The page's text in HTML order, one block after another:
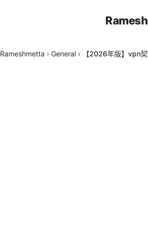
Rameshmetta › General › 【2026年版】vpn